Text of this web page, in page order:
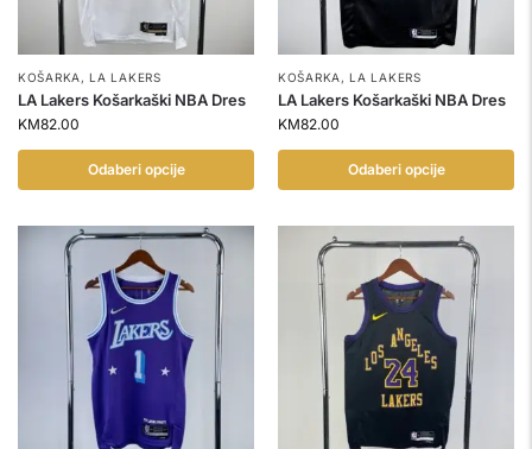
KOŠARKA ,LA LAKERS
LA Lakers Košarkaški NBA Dres
KM82.00
Odaberi opcije
KOŠARKA ,LA LAKERS
LA Lakers Košarkaški NBA Dres
KM82.00
Odaberi opcije